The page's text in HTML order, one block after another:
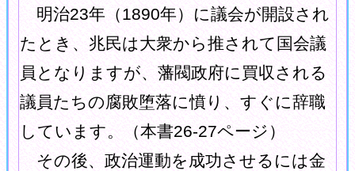
明治23年（1890年）に議会が開設され
たとき、兆民は大衆から推されて国会議
員となりますが、藩閥政府に買収される
議員たちの腐敗堕落に憤り、すぐに辞職
しています。（本書26-27ページ）
その後、政治運動を成功させるには金